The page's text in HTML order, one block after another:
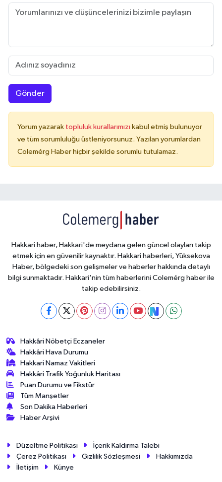
Gönder
Yorum yazarak topluluk kurallarımızı kabul etmiş bulunuyor
ve tüm sorumluluğu üstleniyorsunuz. Yazılan yorumlardan
Colemérg Haber hiçbir şekilde sorumlu tutulamaz.
Hakkari haber, Hakkari'de meydana gelen güncel olayları takip
etmek için en güvenilir kaynaktır. Hakkari haberleri, Yüksekova
Haber, bölgedeki son gelişmeler ve haberler hakkında detaylı
bilgi sunmaktadır. Hakkari'nin tüm haberlerini Colemérg haber ile
takip edebilirsiniz.
Hakkâri Nöbetçi Eczaneler
Hakkâri Hava Durumu
Hakkari Namaz Vakitleri
Hakkâri Trafik Yoğunluk Haritası
Puan Durumu ve Fikstür
Tüm Manşetler
Son Dakika Haberleri
Haber Arşivi
Düzeltme Politikası
İçerik Kaldırma Talebi
Çerez Politikası
Gizlilik Sözleşmesi
Hakkımızda
İletişim
Künye